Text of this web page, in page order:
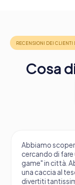
Cosa
Abbiamo
cercando di fare
game" in città.
una caccia al
divertiti